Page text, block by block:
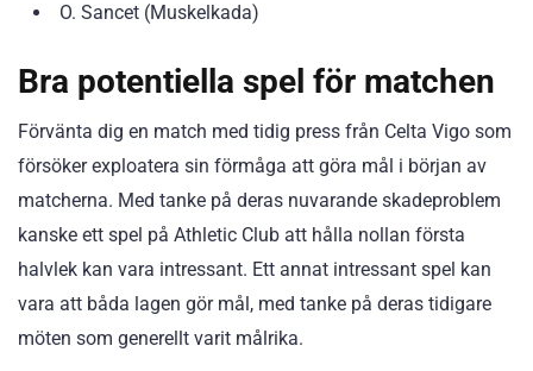
O. Sancet (Muskelkada)
Bra potentiella spel för matchen
Förvänta dig en match med tidig press från Celta Vigo som
försöker exploatera sin förmåga att göra mål i början av
matcherna. Med tanke på deras nuvarande skadeproblem
kanske ett spel på Athletic Club att hålla nollan första
halvlek kan vara intressant. Ett annat intressant spel kan
vara att båda lagen gör mål, med tanke på deras tidigare
möten som generellt varit målrika.